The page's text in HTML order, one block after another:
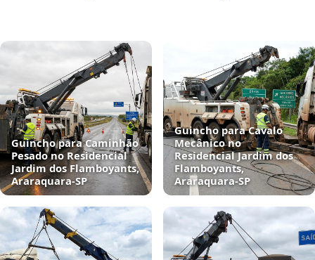
Guincho para Caminhão
Pesado no Residencial
Jardim dos Flamboyants,
Araraquara‑SP
Guincho para Cavalo
Mecânico no
Residencial Jardim dos
Flamboyants,
Araraquara‑SP